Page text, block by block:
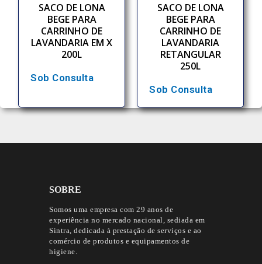
SACO DE LONA
BEGE PARA
CARRINHO DE
LAVANDARIA EM X
200L
Sob Consulta
SACO DE LONA
BEGE PARA
CARRINHO DE
LAVANDARIA
RETANGULAR
250L
Sob Consulta
SOBRE
Somos uma empresa com 29 anos de
experiência no mercado nacional, sediada em
Sintra, dedicada à prestação de serviços e ao
comércio de produtos e equipamentos de
higiene.